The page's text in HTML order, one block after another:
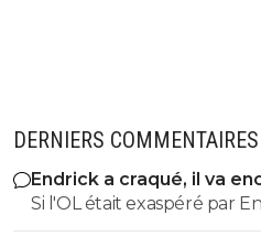
DERNIERS COMMENTAIRES
Endrick a craqué, il va
Si l'OL était exaspéré par
près. Bref... Quand l'équipe sera complète... ce sera beaucoup